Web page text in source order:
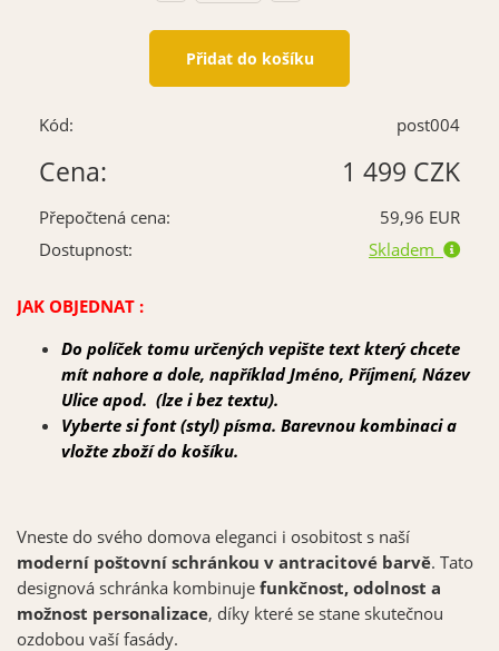
Kód: post004
Cena: 1 499 CZK
Přepočtená cena:
59,96 EUR
Dostupnost:
Skladem
JAK OBJEDNAT :
Do políček tomu určených vepište text který chcete
mít nahore a dole, například Jméno, Příjmení, Název
Ulice apod. (lze i bez textu).
Vyberte si font (styl) písma. Barevnou kombinaci a
vložte zboží do košíku.
Vneste do svého domova eleganci i osobitost s naší
moderní poštovní schránkou v antracitové barvě. Tato
designová schránka kombinujefunkčnost, odolnost a
možnost personalizace, díky které se stane skutečnou
ozdobou vaší fasády.